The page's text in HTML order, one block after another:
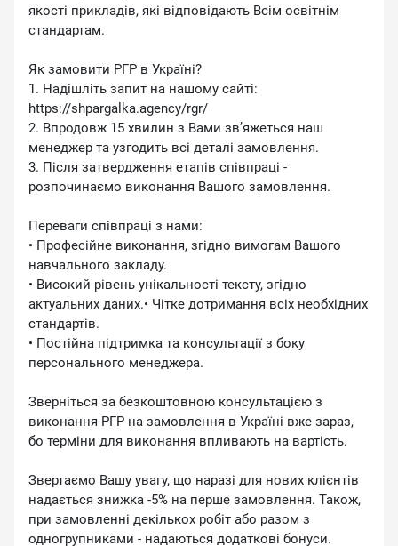
якості прикладів, які відповідають Всім освітнім
стандартам.
Як замовити РГР в Україні?
1. Надішліть запит на нашому сайті:
https://shpargalka.agency/rgr/
2. Впродовж 15 хвилин з Вами зв’яжеться наш
менеджер та узгодить всі деталі замовлення.
3. Після затвердження етапів співпраці -
розпочинаємо виконання Вашого замовлення.
Переваги співпраці з нами:
• Професійне виконання, згідно вимогам Вашого
навчального закладу.
• Високий рівень унікальності тексту, згідно
актуальних даних.• Чітке дотримання всіх необхідних
стандартів.
• Постійна підтримка та консультації з боку
персонального менеджера.
Зверніться за безкоштовною консультацією з
виконання РГР на замовлення в Україні вже зараз,
бо терміни для виконання впливають на вартість.
Звертаємо Вашу увагу, що наразі для нових клієнтів
надається знижка -5% на перше замовлення. Також,
при замовленні декількох робіт або разом з
одногрупниками - надаються додаткові бонуси.